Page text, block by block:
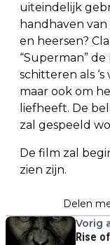
uiteindelijk
handhaven
en heersen?
“Superman”
schitteren als
maar ook om
liefheeft. De
zal gespeeld
De film zal
zien zijn.
Delen
Vorig
Rise